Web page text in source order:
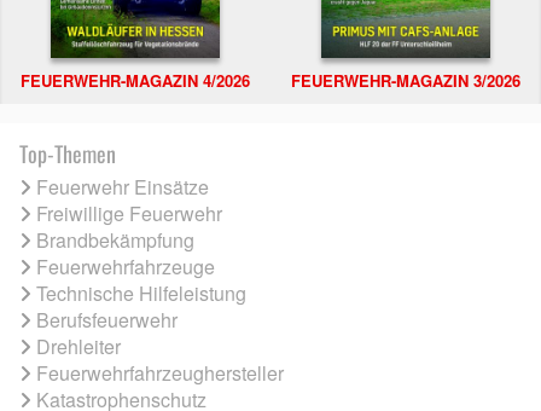
FEUERWEHR-MAGAZIN 4/2026 FEUERWEHR-MAGAZIN 3/2026
Top-Themen
Feuerwehr Einsätze
Freiwillige Feuerwehr
Brandbekämpfung
Feuerwehrfahrzeuge
Technische Hilfeleistung
Berufsfeuerwehr
Drehleiter
Feuerwehrfahrzeughersteller
Katastrophenschutz